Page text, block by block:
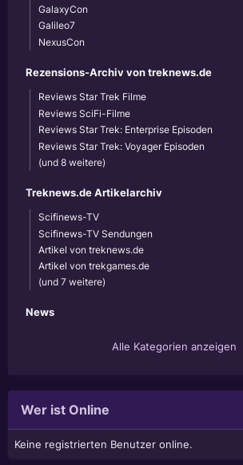
GalaxyCon
Galileo7
NexusCon
Rezensions-Archiv von treknews.de
Reviews Star Trek Filme
Reviews SciFi-Filme
Reviews Star Trek: Enterprise Episoden
Reviews Star Trek: Voyager Episoden
(und 8 weitere)
Treknews.de Artikelarchiv
Scifinews-TV
Scifinews-TV Sendungen
Artikel von treknews.de
Artikel von trekgames.de
(und 7 weitere)
News
Alle Kategorien anzeigen
Wer ist Online
Keine registrierten Benutzer online.